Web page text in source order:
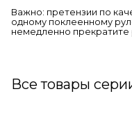
Важно: претензии по
одному поклеенному
немедленно прекратите
Все товары